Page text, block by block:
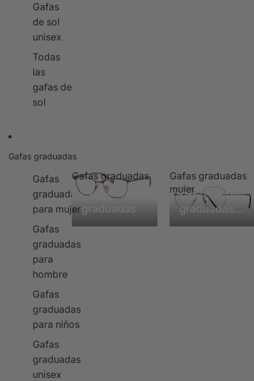
Gafas
de sol
unisex
Todas
las
gafas de
sol
Gafas graduadas
Gafas
graduadas
para mujer
Gafas
graduadas
para
hombre
Gafas
graduadas
para niños
Gafas
graduadas
unisex
Gafas graduadas
Gafas
graduadas
Gafas graduadas
mujer
Gafas
graduadas